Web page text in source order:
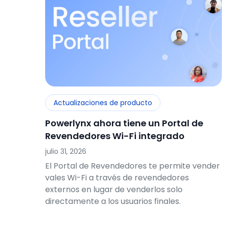
Actualizaciones de producto
Powerlynx ahora tiene un Portal de
Revendedores Wi-Fi integrado
julio 31, 2026
El Portal de Revendedores te permite vender
vales Wi-Fi a través de revendedores
externos en lugar de venderlos solo
directamente a los usuarios finales.